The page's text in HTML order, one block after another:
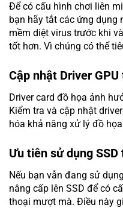
Để có cấu hình chơi liên
bạn hãy tắt các ứng dụng
mềm diệt virus trước khi
tốt hơn. Vì chúng có thể
Cập nhật Driver
Driver card đồ họa ảnh
Kiểm tra và cập nhật
hóa khả năng xử lý đồ
Ưu tiên sử dụng SSD
Nếu bạn vẫn đang sử
nâng cấp lên SSD để có
thoại mượt mà. Điều này